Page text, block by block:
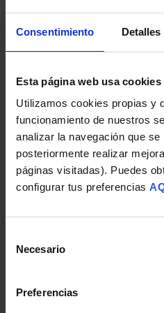
Consentimiento Detalles
Esta página web usa cookies
Utilizamos cookies propias y
funcionamiento de nuestros
analizar la navegación que se
posteriormente realizar
páginas visitadas). Puedes
configurar tus preferencias
Necesario
Preferencias
De Amazon a la
la evolución de
Máster en
Social Commerce:
funciona y cómo
en redes sociales